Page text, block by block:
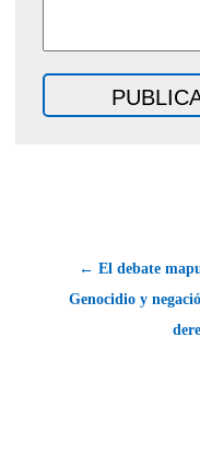
← El debate
Genocidio y